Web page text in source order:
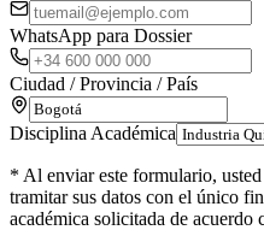
WhatsApp para Dossier
Ciudad / Provincia / País
Disciplina Académica
* Al enviar este formulario,
tramitar sus datos con el único
académica solicitada de acuerdo